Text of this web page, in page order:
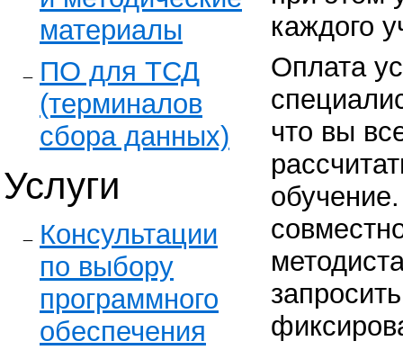
материалы
ПО для ТСД
(терминалов
сбора данных)
Услуги
Консультации
по выбору
программного
обеспечения
каждого
Оплата
что вы